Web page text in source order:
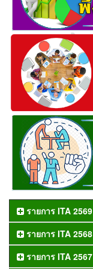
รายการ ITA 2569
รายการ ITA 2568
รายการ ITA 2567